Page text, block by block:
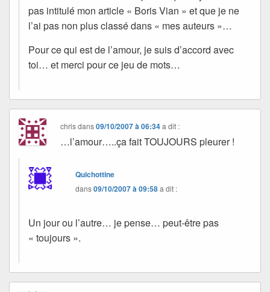
pas intitulé mon article « Boris Vian » et que je ne
l’ai pas non plus classé dans « mes auteurs »…
Pour ce qui est de l’amour, je suis d’accord avec
toi… et merci pour ce jeu de mots…
chrisdans09/10/2007 à 06:34 a dit :
…l’amour…..ça fait TOUJOURS pleurer !
Quichottine
dans09/10/2007 à 09:58a dit :
Un jour ou l’autre… je pense… peut-être pas
« toujours ».